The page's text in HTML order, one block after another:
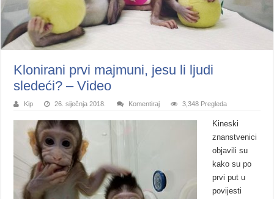
Klonirani prvi majmuni, jesu li ljudi
sledeći? – Video
Kip 26. siječnja 2018. Komentiraj 3,348 Pregleda
Kineski
znanstvenici
objavili su
kako su po
prvi put u
povijesti